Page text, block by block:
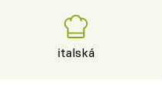
italská